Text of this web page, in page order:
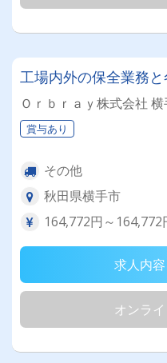
工場内外の保全業務
Ｏｒｂｒａｙ株式会社
賞与あり
その他
秋田県横手市
164,772円～164,772
求人内
オンラ